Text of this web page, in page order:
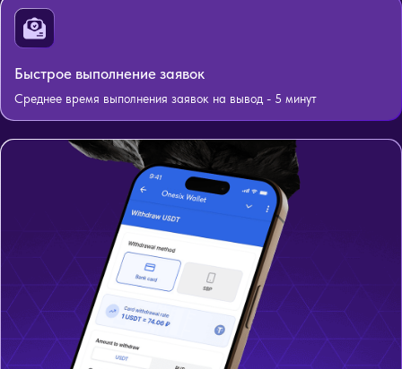
Быстрое выполнение заявок
Среднее время выполнения заявок на вывод - 5 минут